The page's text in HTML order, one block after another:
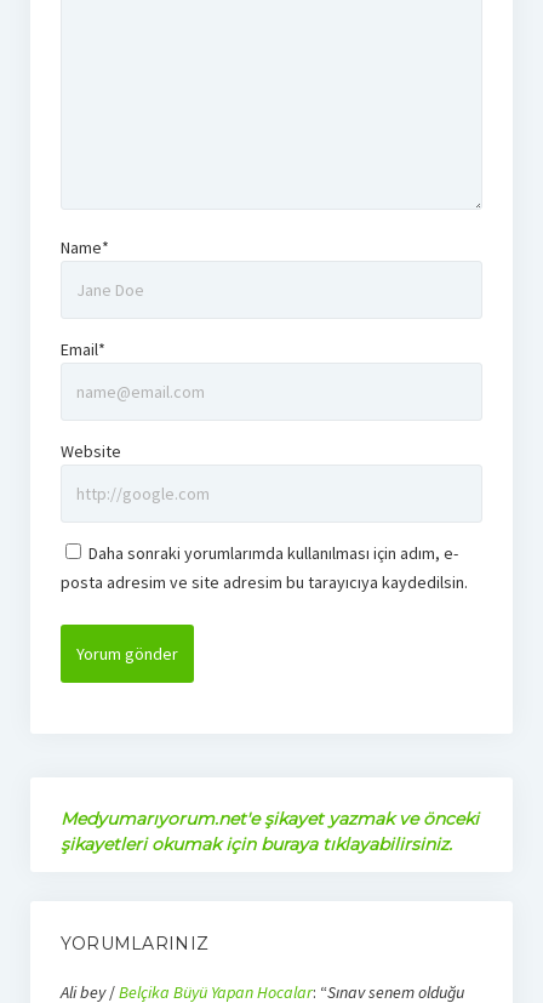
Name*
Email*
Website
Daha sonraki yorumlarımda kullanılması için adım, e-
posta adresim ve site adresim bu tarayıcıya kaydedilsin.
Medyumarıyorum.net'e şikayet yazmak ve önceki
şikayetleri okumak için buraya tıklayabilirsiniz.
YORUMLARINIZ
Ali bey/Belçika Büyü Yapan Hocalar: “Sınav senem olduğu